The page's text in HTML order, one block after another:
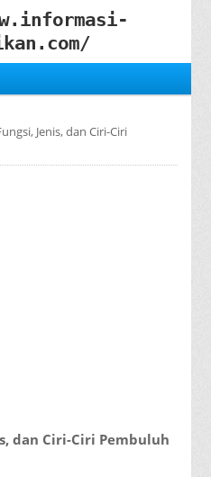
Jenis, dan Ciri-Ciri
dan Ciri-Ciri Pembuluh